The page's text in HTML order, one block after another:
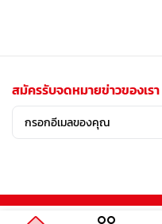
สมัครรับจดหมายข่าวของเรา